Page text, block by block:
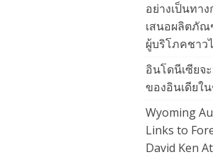
อย่างเป็นทา
เสนอผลิตภัณ
ผู้บริโภคชาว
อินโดนีเซียจ
ของอินเดียใ
Wyoming
Links to
David Ken